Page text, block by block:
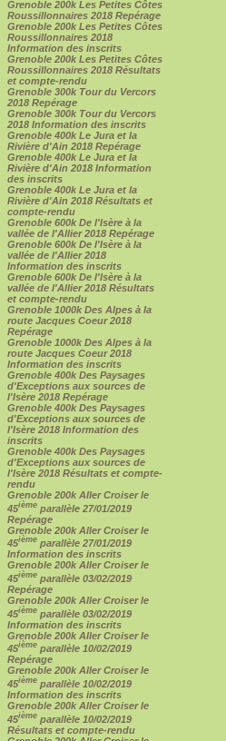
Grenoble 200k Les Petites Côtes
Roussillonnaires 2018 Repérage
Grenoble 200k Les Petites Côtes
Roussillonnaires 2018
Information des inscrits
Grenoble 200k Les Petites Côtes
Roussillonnaires 2018 Résultats
et compte-rendu
Grenoble 300k Tour du Vercors
2018 Repérage
Grenoble 300k Tour du Vercors
2018 Information des inscrits
Grenoble 400k Le Jura et la
Rivière d'Ain 2018 Repérage
Grenoble 400k Le Jura et la
Rivière d'Ain 2018 Information
des inscrits
Grenoble 400k Le Jura et la
Rivière d'Ain 2018 Résultats et
compte-rendu
Grenoble 600k De l'Isère à la
vallée de l'Allier 2018 Repérage
Grenoble 600k De l'Isère à la
vallée de l'Allier 2018
Information des inscrits
Grenoble 600k De l'Isère à la
vallée de l'Allier 2018 Résultats
et compte-rendu
Grenoble 1000k Des Alpes à la
route Jacques Coeur 2018
Repérage
Grenoble 1000k Des Alpes à la
route Jacques Coeur 2018
Information des inscrits
Grenoble 400k Des Paysages
d'Exceptions aux sources de
l'Isère 2018 Repérage
Grenoble 400k Des Paysages
d'Exceptions aux sources de
l'Isère 2018 Information des
inscrits
Grenoble 400k Des Paysages
d'Exceptions aux sources de
l'Isère 2018 Résultats et compte-
rendu
Grenoble 200k Aller Croiser le
45ième parallèle 27/01/2019
Repérage
Grenoble 200k Aller Croiser le
45ième parallèle 27/01/2019
Information des inscrits
Grenoble 200k Aller Croiser le
45ième parallèle 03/02/2019
Repérage
Grenoble 200k Aller Croiser le
45ième parallèle 03/02/2019
Information des inscrits
Grenoble 200k Aller Croiser le
45ième parallèle 10/02/2019
Repérage
Grenoble 200k Aller Croiser le
45ième parallèle 10/02/2019
Information des inscrits
Grenoble 200k Aller Croiser le
45ième parallèle 10/02/2019
Résultats et compte-rendu